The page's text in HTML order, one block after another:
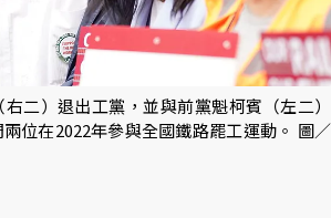
二）退出工黨，並與前黨魁柯賓（左二）
位在2022年參與全國鐵路罷工運動。 圖／